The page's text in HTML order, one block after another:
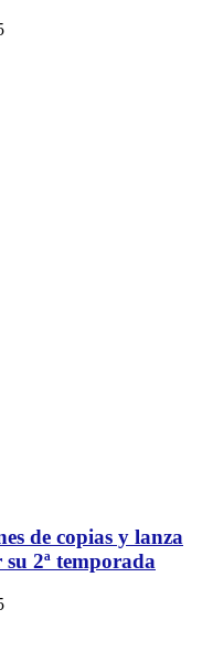
de copias y lanza
2ª temporada